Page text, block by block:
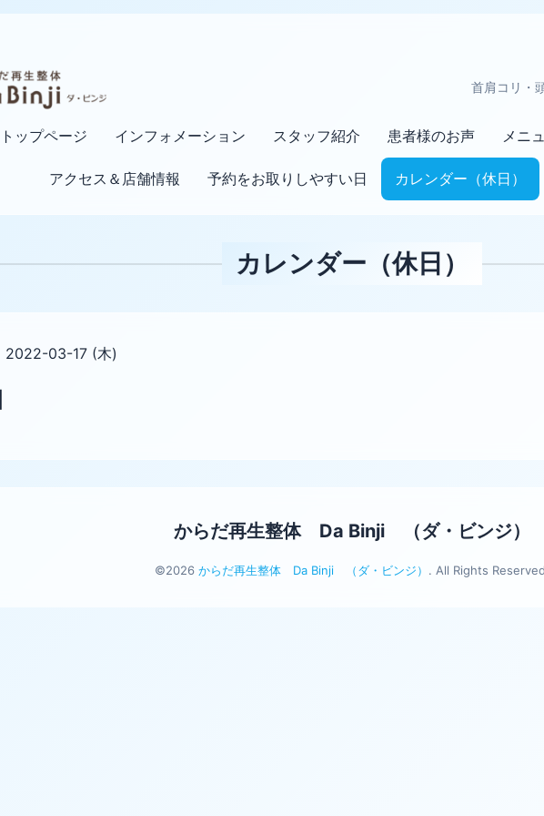
首肩コリ・
トップページ インフォメーション スタッフ紹介 患者様のお声 メニ
アクセス＆店舗情報 予約をお取りしやすい日 カレンダー（休日）
カレンダー（休日）
2022-03-17 (木)
からだ再生整体 Da Binji （ダ・ビンジ）
©2026 からだ再生整体 Da Binji （ダ・ビンジ） . All Rights